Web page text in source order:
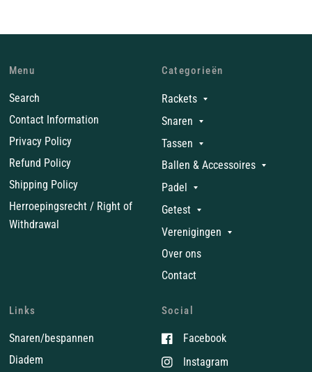
Menu
Search
Contact Information
Privacy Policy
Refund Policy
Shipping Policy
Herroepingsrecht / Right of
Withdrawal
Categorieën
Rackets
Snaren
Tassen
Ballen & Accessoires
Padel
Getest
Verenigingen
Over ons
Contact
Links
Snaren/bespannen
Diadem
Social
Facebook
Instagram